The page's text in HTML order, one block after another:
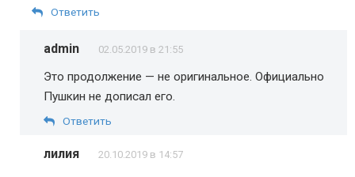
Ответить
admin 02.05.2019 в 21:55
Это продолжение — не оригинальное. Официально
Пушкин не дописал его.
Ответить
лилия 20.10.2019 в 14:57